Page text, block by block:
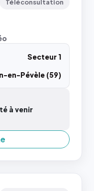
Téléconsultation
Secteur 1
en-Pévèle (59)
à venir